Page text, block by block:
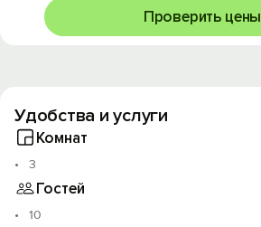
Проверить цены
Удобства и услуги
Комнат
3
Гостей
10